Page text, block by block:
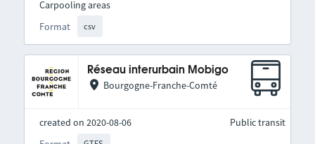
Format csv
Carpooling areas
Réseau interurbain Mobigo
Bourgogne-Franche-Comté
created on 2020-08-06
Public transit